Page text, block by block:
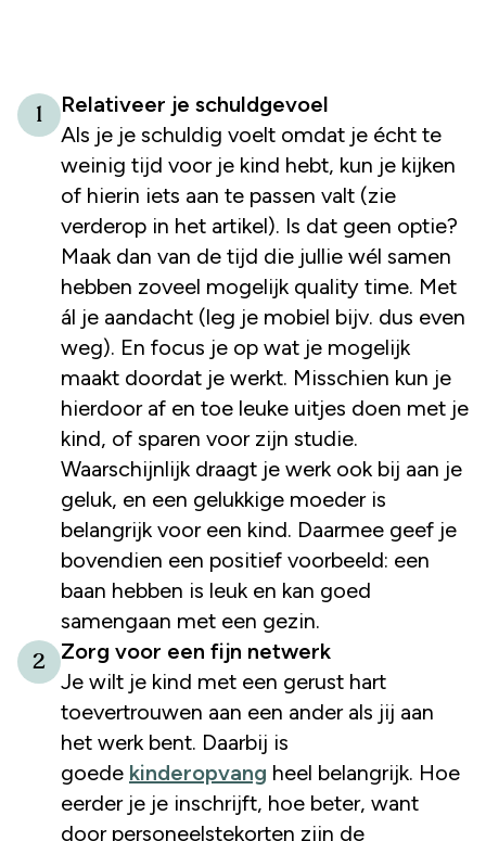
1
Relativeer je schuldgevoel
Als je je schuldig voelt omdat je écht te
weinig tijd voor je kind hebt, kun je kijken
of hierin iets aan te passen valt (zie
verderop in het artikel). Is dat geen optie?
Maak dan van de tijd die jullie wél samen
hebben zoveel mogelijk quality time. Met
ál je aandacht (leg je mobiel bijv. dus even
weg). En focus je op wat je mogelijk
maakt doordat je werkt. Misschien kun je
hierdoor af en toe leuke uitjes doen met je
kind, of sparen voor zijn studie.
Waarschijnlijk draagt je werk ook bij aan je
geluk, en een gelukkige moeder is
belangrijk voor een kind. Daarmee geef je
bovendien een positief voorbeeld: een
baan hebben is leuk en kan goed
samengaan met een gezin.
2
Zorg voor een fijn netwerk
Je wilt je kind met een gerust hart
toevertrouwen aan een ander als jij aan
het werk bent. Daarbij is
goede kinderopvang heel belangrijk. Hoe
eerder je je inschrijft, hoe beter, want
door personeelstekorten zijn de